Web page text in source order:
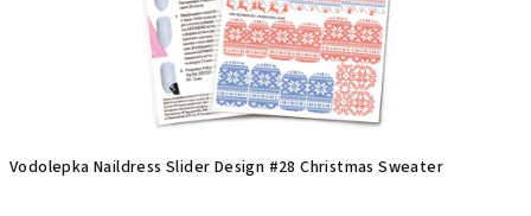
Vodolepka Naildress Slider Design #28 Christmas Sweater